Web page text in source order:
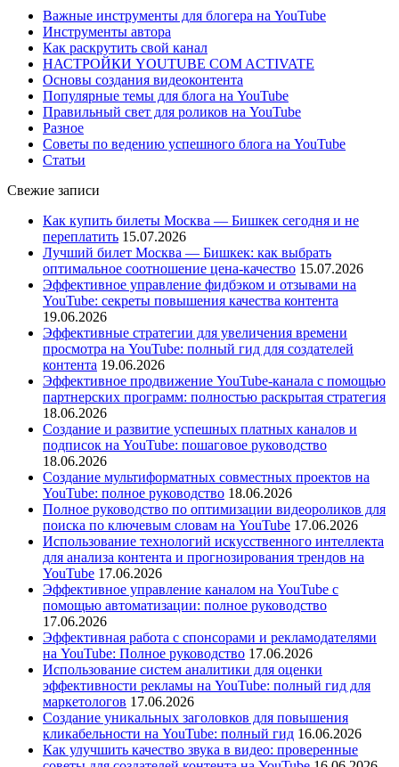
Важные инструменты для блогера на YouTube
Инструменты автора
Как раскрутить свой канал
НАСТРОЙКИ YOUTUBE COM ACTIVATE
Основы создания видеоконтента
Популярные темы для блога на YouTube
Правильный свет для роликов на YouTube
Разное
Советы по ведению успешного блога на YouTube
Статьи
Свежие записи
Как купить билеты Москва — Бишкек сегодня и не
переплатить 15.07.2026
Лучший билет Москва — Бишкек: как выбрать
оптимальное соотношение цена-качество 15.07.2026
Эффективное управление фидбэком и отзывами на
YouTube: секреты повышения качества контента
19.06.2026
Эффективные стратегии для увеличения времени
просмотра на YouTube: полный гид для создателей
контента 19.06.2026
Эффективное продвижение YouTube-канала с помощью
партнерских программ: полностью раскрытая стратегия
18.06.2026
Создание и развитие успешных платных каналов и
подписок на YouTube: пошаговое руководство
18.06.2026
Создание мультиформатных совместных проектов на
YouTube: полное руководство 18.06.2026
Полное руководство по оптимизации видеороликов для
поиска по ключевым словам на YouTube 17.06.2026
Использование технологий искусственного интеллекта
для анализа контента и прогнозирования трендов на
YouTube 17.06.2026
Эффективное управление каналом на YouTube с
помощью автоматизации: полное руководство
17.06.2026
Эффективная работа с спонсорами и рекламодателями
на YouTube: Полное руководство 17.06.2026
Использование систем аналитики для оценки
эффективности рекламы на YouTube: полный гид для
маркетологов 17.06.2026
Создание уникальных заголовков для повышения
кликабельности на YouTube: полный гид 16.06.2026
Как улучшить качество звука в видео: проверенные